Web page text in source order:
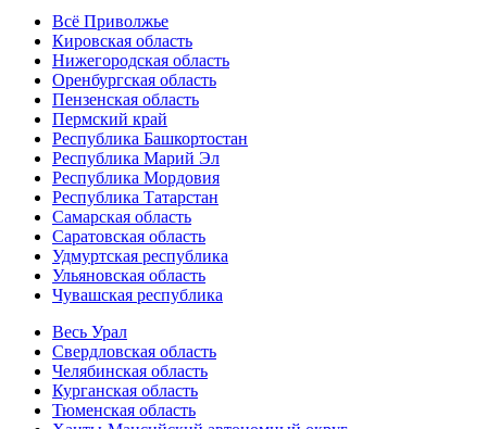
Всё Приволжье
Кировская область
Нижегородская область
Оренбургская область
Пензенская область
Пермский край
Республика Башкортостан
Республика Марий Эл
Республика Мордовия
Республика Татарстан
Самарская область
Саратовская область
Удмуртская республика
Ульяновская область
Чувашская республика
Весь Урал
Свердловская область
Челябинская область
Курганская область
Тюменская область